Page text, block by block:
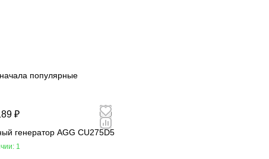
популярные
₽
генератор AGG CU275D5
1